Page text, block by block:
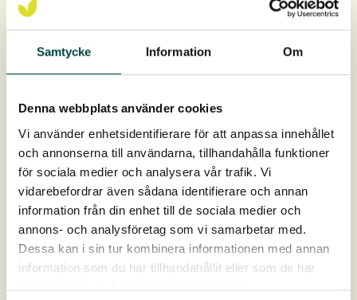
Samtycke Information Om
Denna webbplats använder cookies
Vi använder enhetsidentifierare för att anpassa innehållet
och annonserna till användarna, tillhandahålla funktioner
för sociala medier och analysera vår trafik. Vi
vidarebefordrar även sådana identifierare och annan
information från din enhet till de sociala medier och
annons- och analysföretag som vi samarbetar med.
Dessa kan i sin tur kombinera informationen med annan
information som du har tillhandahållit eller som de har
samlat in när du har använt deras tjänster.
Pluggen är 9 cm djupt och 4 cm i diameter, ca 93 cm³ i
Produktdata